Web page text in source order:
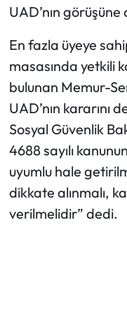
UAD’nın
En fazla üyeye
masasında yetkili
bulunan Memur-
UAD’nın kararını
Sosyal Güvenlik
4688 sayılı
uyumlu hale
dikkate alınmalı,
verilmelidir” dedi.